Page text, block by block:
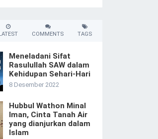
COMMENTS TAGS
Meneladani Sifat
Rasulullah SAW dalam
Kehidupan Sehari-Hari
8 Desember 2022
Hubbul Wathon Minal
Iman, Cinta Tanah Air
yang dianjurkan dalam
Islam